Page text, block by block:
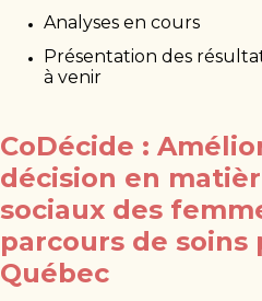
Analyses en cours
Présentation des
à venir
CoDécide :
décision en
sociaux des
parcours de
Québec